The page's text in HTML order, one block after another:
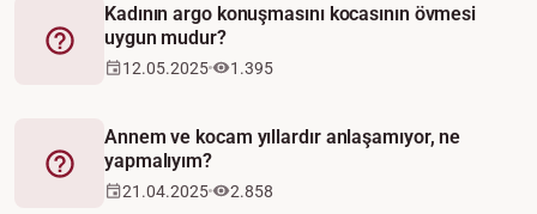
Fetva
Kadının argo konuşmasını kocasının övmesi
uygun mudur?
12.05.2025 1.395
Fetva
Annem ve kocam yıllardır anlaşamıyor, ne
yapmalıyım?
21.04.2025 2.858